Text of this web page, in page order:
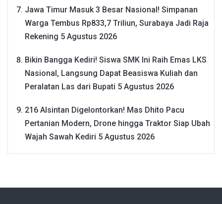
Jawa Timur Masuk 3 Besar Nasional! Simpanan
Warga Tembus Rp833,7 Triliun, Surabaya Jadi Raja
Rekening 5 Agustus 2026
Bikin Bangga Kediri! Siswa SMK Ini Raih Emas LKS
Nasional, Langsung Dapat Beasiswa Kuliah dan
Peralatan Las dari Bupati 5 Agustus 2026
216 Alsintan Digelontorkan! Mas Dhito Pacu
Pertanian Modern, Drone hingga Traktor Siap Ubah
Wajah Sawah Kediri 5 Agustus 2026